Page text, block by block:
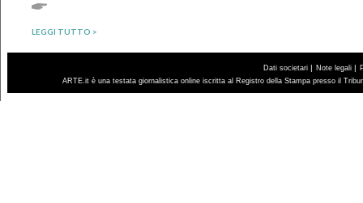
LEGGI TUTTO >
Dati societari | Note legali |
ARTE.it è una testata giornalistica online iscritta al Registro della Stampa presso il